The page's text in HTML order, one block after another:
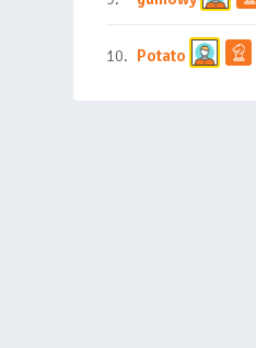
10. Potato